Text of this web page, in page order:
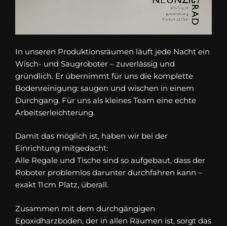
In unseren Produktionsräumen läuft jede Nacht ein
Wisch- und Saugroboter – zuverlässig und
gründlich. Er übernimmt für uns die komplette
Bodenreinigung: saugen und wischen in einem
Durchgang. Für uns als kleines Team eine echte
Arbeitserleichterung.
Damit das möglich ist, haben wir bei der
Einrichtung mitgedacht:
Alle Regale und Tische sind so aufgebaut, dass der
Roboter problemlos darunter durchfahren kann –
exakt 11 cm Platz, überall.
Zusammen mit dem durchgängigen
Epoxidharzboden, der in allen Räumen ist, sorgt das